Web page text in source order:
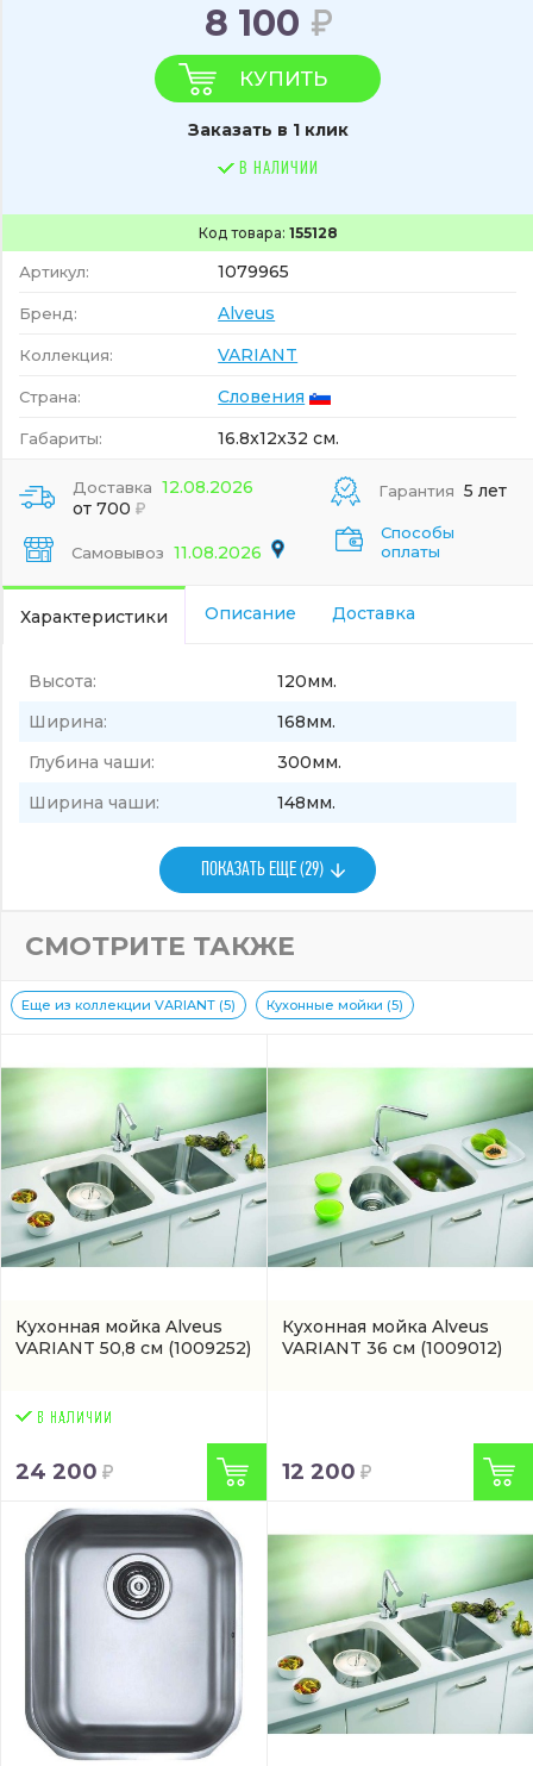
Код товара: 155128
Артикул: 1079965
Бренд: Alveus
Коллекция: VARIANT
Страна: Словения
Габариты: 16.8x12x32 см.
8 100
КУПИТЬ
Заказать в 1 клик
В НАЛИЧИИ
Доставка 12.08.2026
от 700
Самовывоз 11.08.2026
Гарантия 5 лет
Способы
оплаты
Характеристики Описание Доставка
Высота:
120мм.
Ширина:
168мм.
Глубина чаши:
300мм.
Ширина чаши:
148мм.
ПОКАЗАТЬ ЕЩЕ (29)
СМОТРИТЕ ТАКЖЕ
Еще из коллекции VARIANT (5) Кухонные мойки (5)
Кухонная мойка Alveus
VARIANT 50,8 см (1009252)
24 200
Кухонная мойка Alveus
VARIANT 36 см (1009012)
12 200